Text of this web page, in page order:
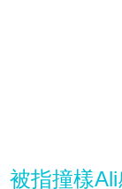
被指撞樣